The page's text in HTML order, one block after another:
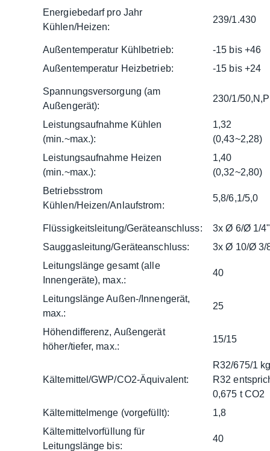
Energiebedarf pro Jahr
Kühlen/Heizen:
239/1.430
Außentemperatur Kühlbetrieb:
-15 bis +46
Außentemperatur Heizbetrieb:
-15 bis +24
Spannungsversorgung (am
Außengerät):
230/1/
Leistungsaufnahme Kühlen
(min.~max.):
1,32
(0,43~2,28)
Leistungsaufnahme Heizen
(min.~max.):
1,40
(0,32~2,80)
Betriebsstrom
Kühlen/Heizen/Anlaufstrom:
5,8/6,1/5,0
Flüssigkeitsleitung/Geräteanschluss:
3x Ø 6/Ø 1/4"
Sauggasleitung/Geräteanschluss:
3x Ø 10/Ø 3/
Leitungslänge gesamt (alle
Innengeräte), max.:
40
Leitungslänge Außen-/Innengerät,
max.:
25
Höhendifferenz, Außengerät
höher/tiefer, max.:
15/15
Kältemittel/GWP/CO2-Äquivalent:
R32/675/1
R32
0,675 t CO2
Kältemittelmenge (vorgefüllt):
1,8
Kältemittelvorfüllung für
Leitungslänge bis:
40